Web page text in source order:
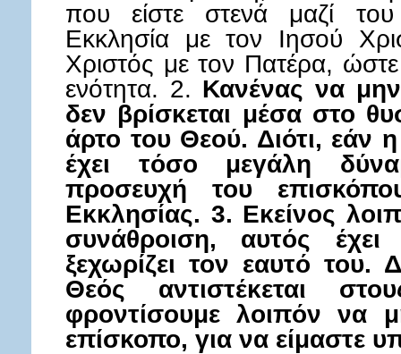
που είστε στενά μαζί
Εκκλησία με τον Ιησού
Χριστός με τον Πατέρα,
ενότητα. 2. Κανένας να
δεν βρίσκεται μέσα στο
άρτο του Θεού. Διότι, εάν
έχει τόσο μεγάλη
προσευχή του
Εκκλησίας. 3. Εκείνος
συνάθροιση, αυτός
ξεχωρίζει τον εαυτό του.
Θεός αντιστέκεται
φροντίσουμε λοιπόν να
επίσκοπο, για να είμαστε